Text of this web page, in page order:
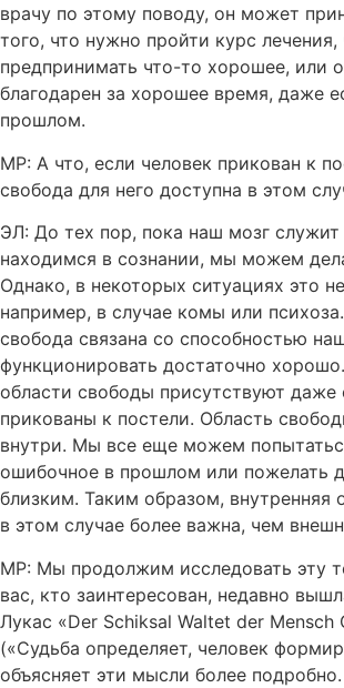
врачу по этому поводу, он может
того, что нужно пройти курс
предпринимать что-то хорошее, или
благодарен за хорошее время, даже
прошлом.
МР: А что, если человек прикован к
свобода для него доступна в этом
ЭЛ: До тех пор, пока наш мозг
находимся в сознании, мы можем
Однако, в некоторых ситуациях это
например, в случае комы или
свобода связана со способностью
функционировать достаточно
области свободы присутствуют даже
прикованы к постели. Область
внутри. Мы все еще можем
ошибочное в прошлом или пожелать
близким. Таким образом, внутренняя
в этом случае более важна, чем
МР: Мы продолжим исследовать эту
вас, кто заинтересован, недавно
Лукас «Der Schiksal Waltet der Mensch
(«Судьба определяет, человек
объясняет эти мысли более